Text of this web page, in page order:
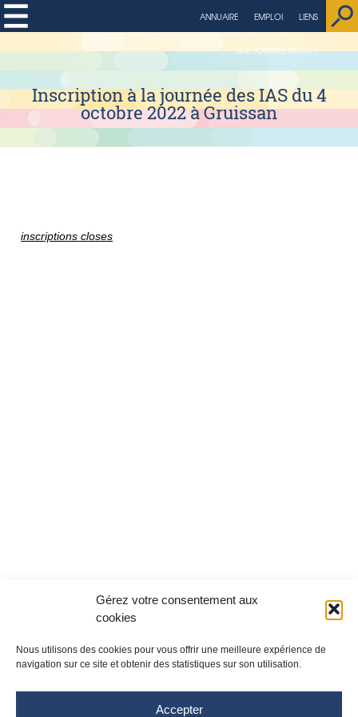
Gérez votre consentement aux
cookies
Nous utilisons des cookies pour vous offrir une meilleure expérience de
navigation sur ce site et obtenir des statistiques sur son utilisation.
Accepter
LIENS
EMPLOI
ANNUAIRE
QUI SOMMES NOUS ?
string(4) "page"
Inscription à la journée des IAS du 4
octobre 2022 à Gruissan
inscriptions closes